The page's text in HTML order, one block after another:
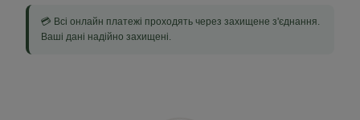
💳 Всі онлайн платежі проходять через захищене з'єднання.
Ваші дані надійно захищені.